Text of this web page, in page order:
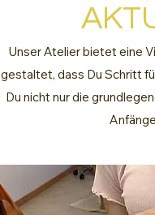
Unser Atelier bietet eine
gestaltet, dass Du Schritt
Du nicht nur die